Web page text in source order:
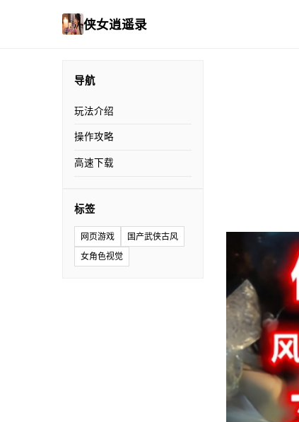
侠女逍遥录
导航
玩法介绍
操作攻略
高速下载
标签
网页游戏
国产武侠古风
女角色视觉